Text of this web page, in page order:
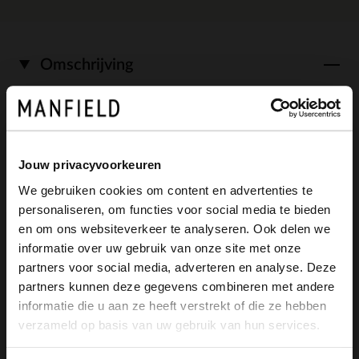
Jouw privacyvoorkeuren
We gebruiken cookies om content en advertenties te
personaliseren, om functies voor social media te bieden
en om ons websiteverkeer te analyseren. Ook delen we
informatie over uw gebruik van onze site met onze
partners voor social media, adverteren en analyse. Deze
partners kunnen deze gegevens combineren met andere
informatie die u aan ze heeft verstrekt of die ze hebben
verzameld op basis van uw gebruik van hun services.
Omschrijving
Beige suède loafers met sportieve zool
van Manfield. De buitenzijde is van suède,
bescherm de loafers zo goed mogelijk met
onderhoudsproducten zoals Collonil
Cabron Pro.
Alles over dit product
×
View this website in English?
It looks like your language isn't Dutch. Would
you like to switch to English?